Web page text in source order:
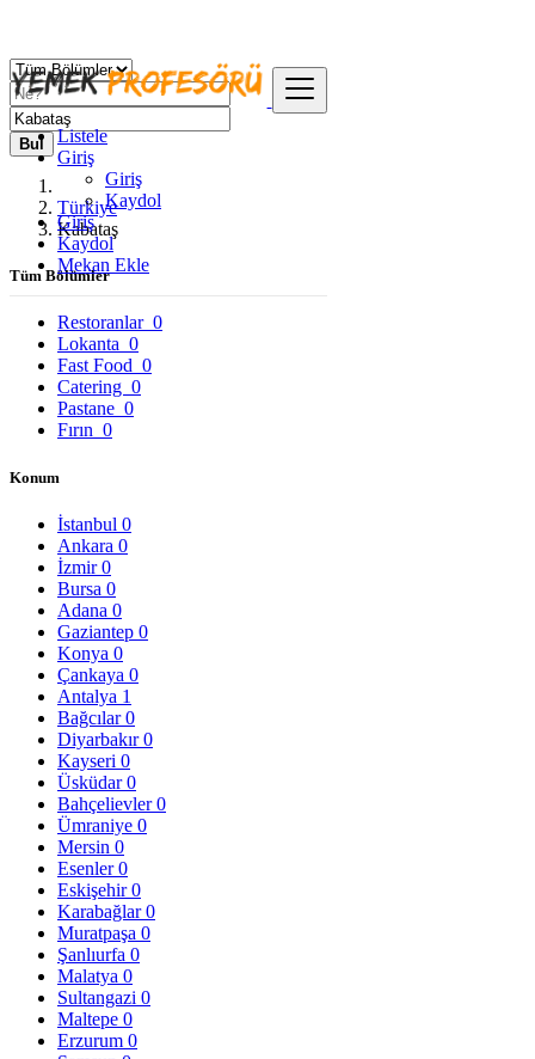
Listele
Giriş
Giriş
Kaydol
Giriş
Kaydol
Mekan Ekle
Bul
Türkiye
Kabataş
Tüm Bölümler
Restoranlar 0
Lokanta 0
Fast Food 0
Catering 0
Pastane 0
Fırın 0
Konum
İstanbul 0
Ankara 0
İzmir0
Bursa 0
Adana 0
Gaziantep 0
Konya 0
Çankaya 0
Antalya 1
Bağcılar0
Diyarbakır0
Kayseri 0
Üsküdar0
Bahçelievler0
Ümraniye 0
Mersin 0
Esenler0
Eskişehir0
Karabağlar0
Muratpaşa 0
Şanlıurfa 0
Malatya 0
Sultangazi 0
Maltepe 0
Erzurum 0